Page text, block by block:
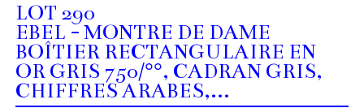
LOT 290
EBEL - MONTRE DE DAME
BOÎTIER RECTANGULAIRE EN
OR GRIS 750/°°, CADRAN GRIS,
CHIFFRES ARABES,...